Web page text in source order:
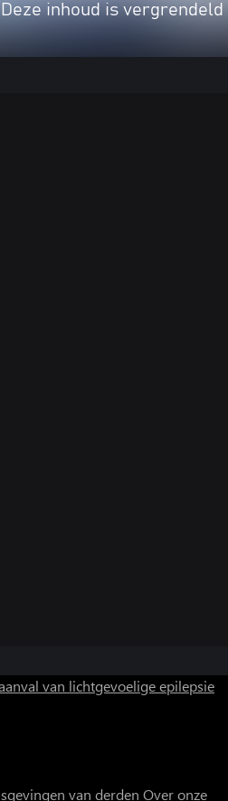
Deze inhoud is vergrendeld
van lichtgevoelige epilepsie
van derden Over onze